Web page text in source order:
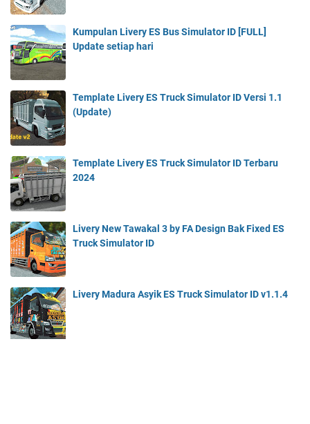
Kumpulan Livery ES Bus Simulator ID [FULL]
Update setiap hari
Template Livery ES Truck Simulator ID Versi 1.1
(Update)
Template Livery ES Truck Simulator ID Terbaru
2024
Livery New Tawakal 3 by FA Design Bak Fixed ES
Truck Simulator ID
Livery Madura Asyik ES Truck Simulator ID v1.1.4